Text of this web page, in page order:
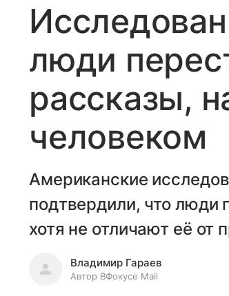
люди
рассказы,
человеком
Американские
подтвердили, что люди
хотя не отличают её от
Владимир Гараев
Автор ВФокусе Mail